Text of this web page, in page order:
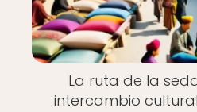
La ruta de la
intercambio